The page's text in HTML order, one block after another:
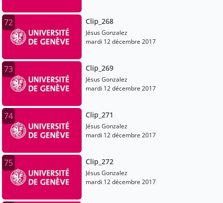
72 Clip_268
Jésus Gonzalez
mardi 12 décembre 2017
73 Clip_269
Jésus Gonzalez
mardi 12 décembre 2017
74 Clip_271
Jésus Gonzalez
mardi 12 décembre 2017
75 Clip_272
Jésus Gonzalez
mardi 12 décembre 2017